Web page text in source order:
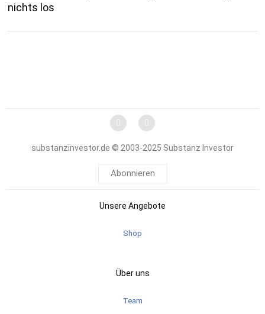
nichts los
substanzinvestor.de © 2003-2025 Substanz Investor
Abonnieren
Unsere Angebote
Shop
Über uns
Team